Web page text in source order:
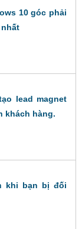
10 góc phải
lead magnet
khách hàng.
khi bạn bị đối